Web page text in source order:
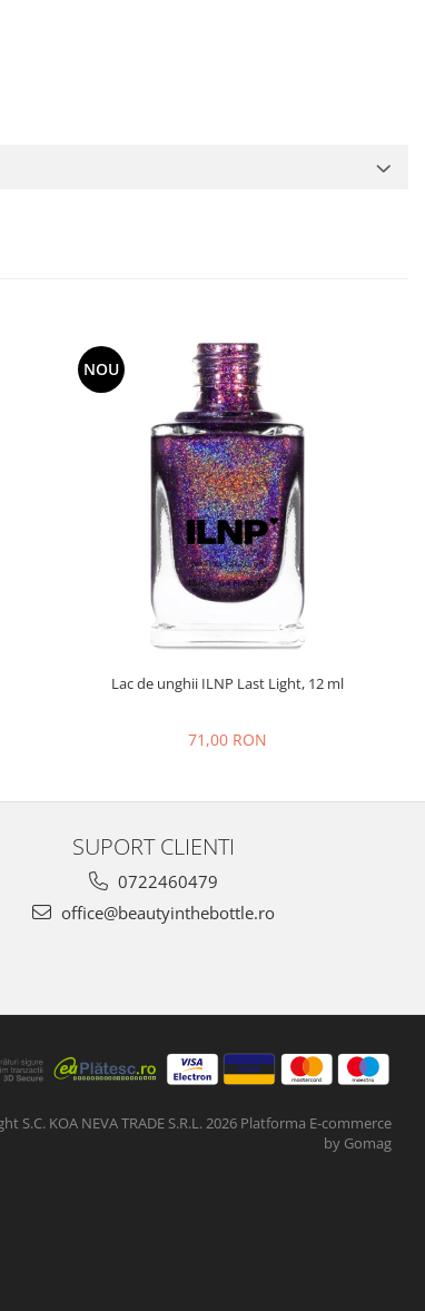
NOU
Lac de unghii ILNP Last Light, 12 ml
71,00 RON
SUPORT CLIENTI
0722460479
office@beautyinthebottle.ro
S.C. KOA NEVA TRADE S.R.L. 2026 Platforma E-commerce
by Gomag